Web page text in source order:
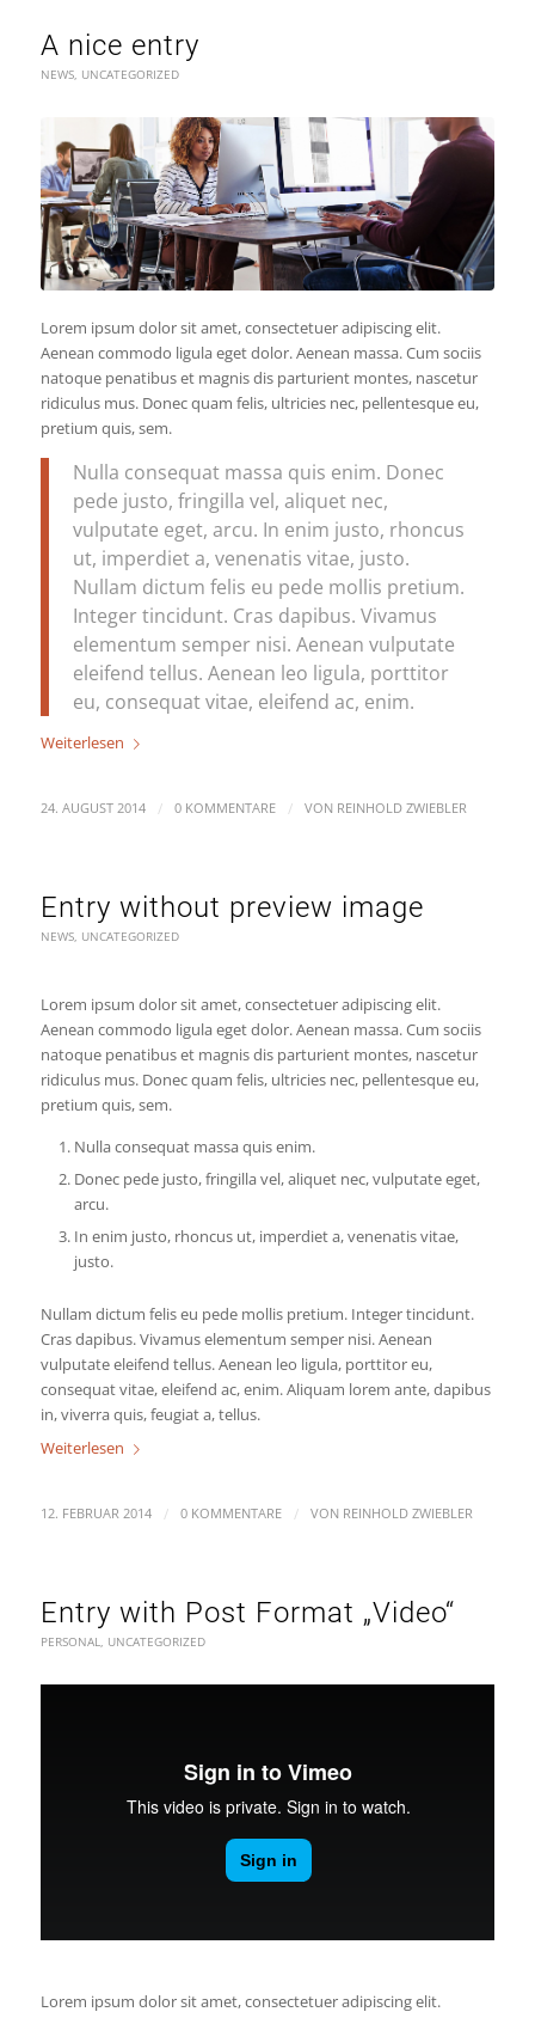
A nice entry
NEWS, UNCATEGORIZED
Lorem ipsum dolor sit amet, consectetuer adipiscing elit.
Aenean commodo ligula eget dolor. Aenean massa. Cum sociis
natoque penatibus et magnis dis parturient montes, nascetur
ridiculus mus. Donec quam felis, ultricies nec, pellentesque eu,
pretium quis, sem.
Nulla consequat massa quis enim. Donec
pede justo, fringilla vel, aliquet nec,
vulputate eget, arcu. In enim justo, rhoncus
ut, imperdiet a, venenatis vitae, justo.
Nullam dictum felis eu pede mollis pretium.
Integer tincidunt. Cras dapibus. Vivamus
elementum semper nisi. Aenean vulputate
eleifend tellus. Aenean leo ligula, porttitor
eu, consequat vitae, eleifend ac, enim.
Weiterlesen
24. AUGUST 2014 / 0 KOMMENTARE / VON REINHOLD ZWIEBLER
Entry without preview image
NEWS, UNCATEGORIZED
Lorem ipsum dolor sit amet, consectetuer adipiscing elit.
Aenean commodo ligula eget dolor. Aenean massa. Cum sociis
natoque penatibus et magnis dis parturient montes, nascetur
ridiculus mus. Donec quam felis, ultricies nec, pellentesque eu,
pretium quis, sem.
Nulla consequat massa quis enim.
Donec pede justo, fringilla vel, aliquet nec, vulputate eget,
arcu.
In enim justo, rhoncus ut, imperdiet a, venenatis vitae,
justo.
Nullam dictum felis eu pede mollis pretium. Integer tincidunt.
Cras dapibus. Vivamus elementum semper nisi. Aenean
vulputate eleifend tellus. Aenean leo ligula, porttitor eu,
consequat vitae, eleifend ac, enim. Aliquam lorem ante, dapibus
in, viverra quis, feugiat a, tellus.
Weiterlesen
12. FEBRUAR 2014 / 0 KOMMENTARE / VON REINHOLD ZWIEBLER
Entry with Post Format „Video“
PERSONAL, UNCATEGORIZED
Lorem ipsum dolor sit amet, consectetuer adipiscing elit.